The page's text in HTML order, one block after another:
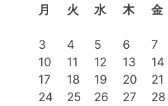
月
火 水 木 金
3
4 5 6 7
10
11 12 13 14
17
18 19 20 21
24
25 26 27 28